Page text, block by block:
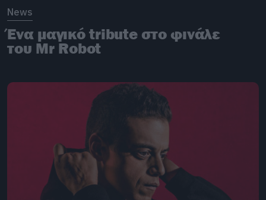
News
Ένα μαγικό tribute στο φινάλε
του Mr Robot